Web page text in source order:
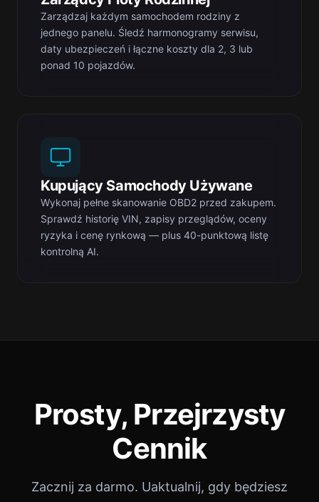
Zarządzaj każdym samochodem rodziny z
jednego panelu. Śledź harmonogramy serwisu,
daty ubezpieczeń i łączne koszty dla 2, 3 lub
ponad 10 pojazdów.
Kupujący Samochody Używane
Wykonaj pełne skanowanie OBD2 przed zakupem.
Sprawdź historię VIN, zapisy przeglądów, oceny
ryzyka i cenę rynkową — plus 40-punktową listę
kontrolną AI.
Prosty, Przejrzysty
Cennik
Zacznij za darmo. Uaktualnij, gdy będziesz